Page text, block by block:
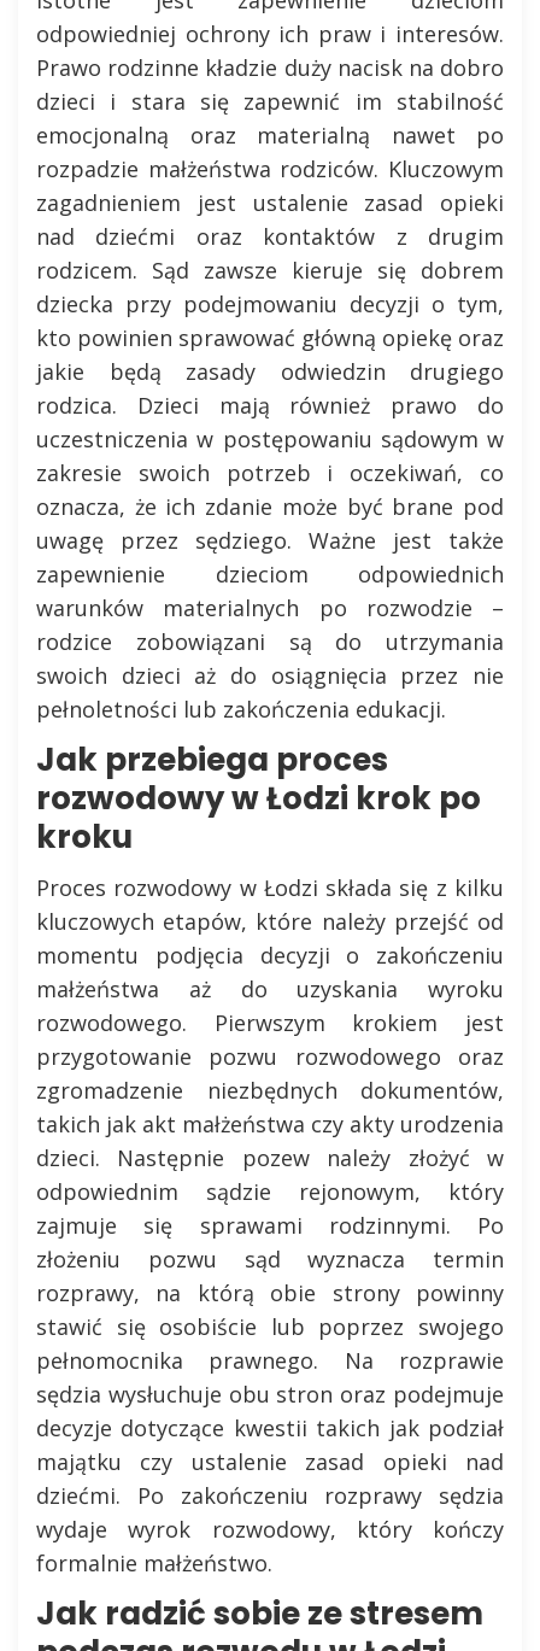
odpowiedniej ochrony ich praw i interesów.
Prawo rodzinne kładzie duży nacisk na dobro
dzieci i stara się zapewnić im stabilność
emocjonalną oraz materialną nawet po
rozpadzie małżeństwa rodziców. Kluczowym
zagadnieniem jest ustalenie zasad opieki
nad dziećmi oraz kontaktów z drugim
rodzicem. Sąd zawsze kieruje się dobrem
dziecka przy podejmowaniu decyzji o tym,
kto powinien sprawować główną opiekę oraz
jakie będą zasady odwiedzin drugiego
rodzica. Dzieci mają również prawo do
uczestniczenia w postępowaniu sądowym w
zakresie swoich potrzeb i oczekiwań, co
oznacza, że ich zdanie może być brane pod
uwagę przez sędziego. Ważne jest także
zapewnienie dzieciom odpowiednich
warunków materialnych po rozwodzie –
rodzice zobowiązani są do utrzymania
swoich dzieci aż do osiągnięcia przez nie
pełnoletności lub zakończenia edukacji.
Jak przebiega proces
rozwodowy w Łodzi krok po
kroku
Proces rozwodowy w Łodzi składa się z kilku
kluczowych etapów, które należy przejść od
momentu podjęcia decyzji o zakończeniu
małżeństwa aż do uzyskania wyroku
rozwodowego. Pierwszym krokiem jest
przygotowanie pozwu rozwodowego oraz
zgromadzenie niezbędnych dokumentów,
takich jak akt małżeństwa czy akty urodzenia
dzieci. Następnie pozew należy złożyć w
odpowiednim sądzie rejonowym, który
zajmuje się sprawami rodzinnymi. Po
złożeniu pozwu sąd wyznacza termin
rozprawy, na którą obie strony powinny
stawić się osobiście lub poprzez swojego
pełnomocnika prawnego. Na rozprawie
sędzia wysłuchuje obu stron oraz podejmuje
decyzje dotyczące kwestii takich jak podział
majątku czy ustalenie zasad opieki nad
dziećmi. Po zakończeniu rozprawy sędzia
wydaje wyrok rozwodowy, który kończy
formalnie małżeństwo.
Jak radzić sobie ze stresem